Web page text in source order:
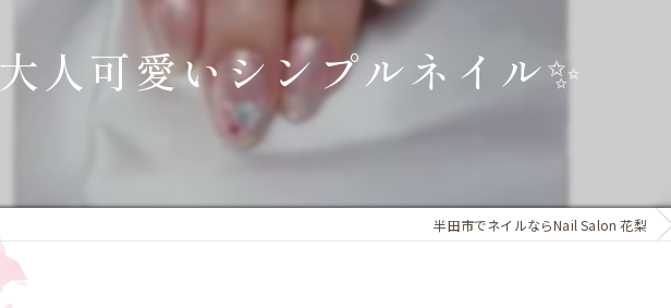
プライベートサロン
大人可愛いシンプルネイル✨️
半田市でネイルならNail Salon 花梨